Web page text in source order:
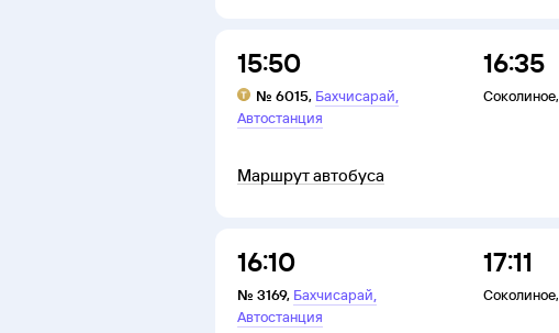
15:50
№ 6015, Бахчисарай,
Автостанция
16:35
Соколиное,
Маршрут автобуса
16:10
№ 3169, Бахчисарай,
Автостанция
17:11
Соколиное,